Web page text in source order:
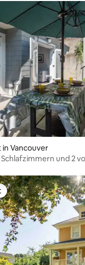
Vancouver
und 2